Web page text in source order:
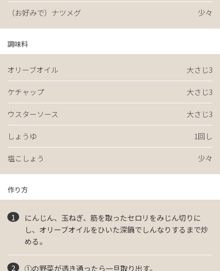
（お好みで）ナツメグ 少々
調味料
オリーブオイル 大さじ3
ケチャップ 大さじ3
ウスターソース 大さじ3
しょうゆ 1回し
塩こしょう 少々
作り方
にんじん、玉ねぎ、筋を取ったセロリをみじん切りに
し、オリーブオイルをひいた深鍋でしんなりするまで炒
める。
①の野菜が透き通ったら一旦取り出す。